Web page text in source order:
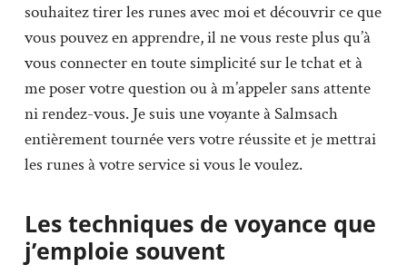
souhaitez tirer les runes avec moi et découvrir ce que
vous pouvez en apprendre, il ne vous reste plus qu’à
vous connecter en toute simplicité sur le tchat et à
me poser votre question ou à m’appeler sans attente
ni rendez-vous. Je suis une voyante à Salmsach
entièrement tournée vers votre réussite et je mettrai
les runes à votre service si vous le voulez.
Les techniques de voyance que
j’emploie souvent